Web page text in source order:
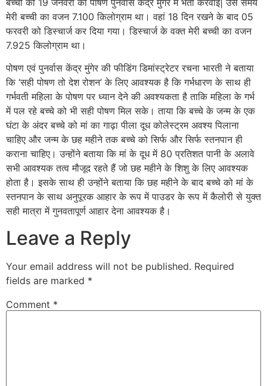
मेरी बच्ची का वजन 7.100 किलोग्राम था। वहां 18 दिन रखने के बाद 05
फरवरी को डिस्चार्ज कर दिया गया। डिस्चार्ज के वक्त मेरी बच्ची का वजन
7.925 किलोग्राम था।
पोषण एवं पुनर्वास केंद्र मुंगेर की फीडिंग डिमांस्ट्रेटर रचना भारती ने बताया
कि ‘सही पोषण तो देश रोशन’ के लिए आवश्यक है कि गर्भधारण के साथ ही
गर्भवती महिला के पोषण पर ध्यान देने की अवश्यकता है ताकि महिला के गर्भ
में पल रहे बच्चे को भी सही पोषण मिल सके। ताया कि बच्चे के जन्म के एक
घंटा के अंदर बच्चे को मां का गाढ़ा पीला दूध कोलेस्ट्रम अवश्य पिलाना
चाहिए और जन्म के छह महीने तक बच्चे को सिर्फ और सिर्फ स्तनपान ही
कराना चाहिए। उन्होंने बताया कि मां के दूध में 80 प्रतिशत पानी के अलावे
सभी आवश्यक तत्व मौजूद रहते हैं जो छह महीने के शिशु के लिए आवश्यक
होता है। इसके साथ ही उन्होंने बताया कि छह महीने के बाद बच्चे को मां के
स्तनपान के साथ अनुपूरक आहार के रूप में पाउडर के रूप में कैलोरी से युक्त
सही मात्रा में गुनवतापूर्ण आहार देना आवश्यक है।
Leave a Reply
Your email address will not be published. Required
fields are marked *
Comment *